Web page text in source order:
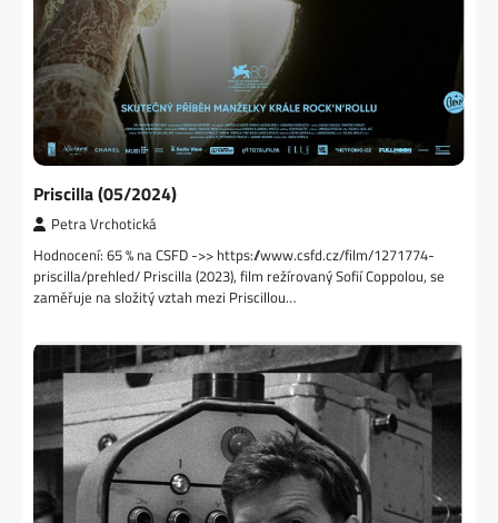
Priscilla (05/2024)
Petra Vrchotická
Hodnocení: 65 % na CSFD ->> https://www.csfd.cz/film/1271774-
priscilla/prehled/ Priscilla (2023), film režírovaný Sofií Coppolou, se
zaměřuje na složitý vztah mezi Priscillou…